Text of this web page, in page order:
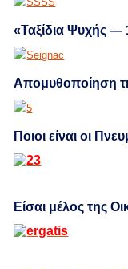
«Ταξίδια Ψυχής —
Απομυθοποίηση
Ποιοι είναι οι
Είσαι μέλος της